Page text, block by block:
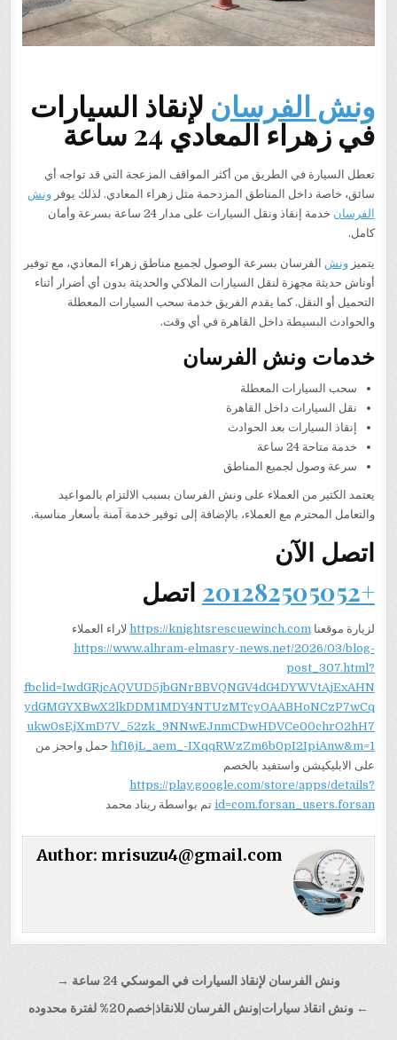
ونش الفرسان لإنقاذ السيارات
في زهراء المعادي 24 ساعة
تعطل السيارة في الطريق من أكثر المواقف المزعجة التي قد تواجه أي
سائق، خاصة داخل المناطق المزدحمة مثل زهراء المعادي. لذلك يوفرونش
الفرسان
خدمة إنقاذ ونقل السيارات على مدار 24 ساعة بسرعة وأمان
كامل.
يتميزونش الفرسان بسرعة الوصول لجميع مناطق زهراء المعادي، مع توفير
أوناش حديثة مجهزة لنقل السيارات الملاكي والحديثة بدون أي أضرار أثناء
التحميل أو النقل. كما يقدم الفريق خدمة سحب السيارات المعطلة
والحوادث البسيطة داخل القاهرة في أي وقت.
خدمات ونش الفرسان
سحب السيارات المعطلة
نقل السيارات داخل القاهرة
إنقاذ السيارات بعد الحوادث
خدمة متاحة 24 ساعة
سرعة وصول لجميع المناطق
يعتمد الكثير من العملاء على ونش الفرسان بسبب الالتزام بالمواعيد
والتعامل المحترم مع العملاء، بالإضافة إلى توفير خدمة آمنة بأسعار مناسبة.
اتصل الآن
+201282505052
اتصل
لزيارة موقعنا https://knightsrescuewinch.com لاراء العملاء
https://www.alhram-elmasry-news.net/2026/03/blog-
post_307.html?
fbclid=IwdGRjcAQVUD5jbGNrBBVQNGV4dG4DYWVtAjExAHN
ydGMGYXBwX2lkDDM1MDY4NTUzMTcyOAABHoNCzP7wCq
ukw0sEjXmD7V_52zk_9NNwEJnmCDwHDVCe00chrO2hH7
hf16jL_aem_-IXqqRWzZm6b0pI2IpiAnw&m=1 حمل واحجز من
على الابليكيشن واستفيد بالخصم
https://play.google.com/store/apps/details?
id=com.forsan_users.forsan تم بواسطة ريناد محمد
Author: mrisuzu4@gmail.com
تصفّح
المقالات
ونش الفرسان لإنقاذ السيارات في الموسكي 24 ساعة →
← ونش انقاذ سيارات|ونش الفرسان للانقاذ|خصم20% لفترة محدوده